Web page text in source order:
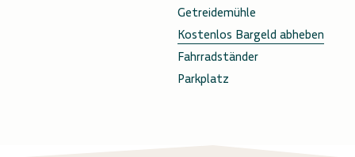
Getreidemühle
Kostenlos Bargeld abheben
Fahrradständer
Parkplatz